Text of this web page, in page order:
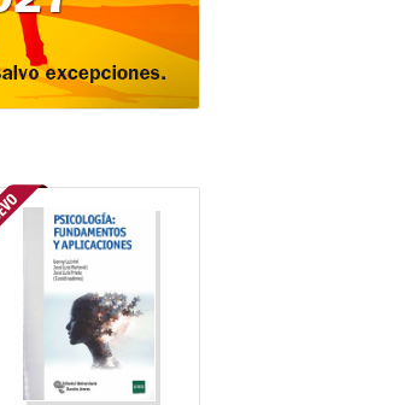
VV.AA.
PSICOLOGÍA
FUNDAMENTOS Y
APLICACIONES